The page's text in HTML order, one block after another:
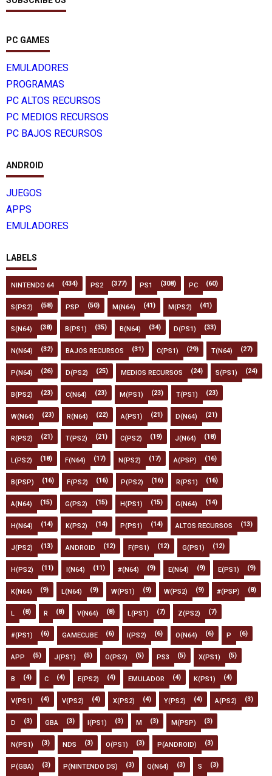
PC GAMES
EMULADORES
PROGRAMAS
PC ALTOS RECURSOS
PC MEDIOS RECURSOS
PC BAJOS RECURSOS
ANDROID
JUEGOS
APPS
EMULADORES
LABELS
NINTENDO 64 (434) PS2 (377) PS1 (308) PC (60)
S(PS2) (58) PSP (50) M(N64) (41) M(PS2) (41)
S(N64) (38) B(PS1) (35) B(N64) (34) D(PS1) (33)
N(N64) (32) BAJOS RECURSOS (31) C(PS1) (29) T(N64) (27)
P(N64) (26) D(PS2) (25) MEDIOS RECURSOS (24) S(PS1) (24)
B(PS2) (23) C(N64) (23) M(PS1) (23) T(PS1) (23)
W(N64) (23) R(N64) (22) A(PS1) (21) D(N64) (21)
R(PS2) (21) T(PS2) (21) C(PS2) (19) J(N64) (18)
L(PS2) (18) F(N64) (17) N(PS2) (17) A(PSP) (16)
B(PSP) (16) F(PS2) (16) P(PS2) (16) R(PS1) (16)
A(N64) (15) G(PS2) (15) H(PS1) (15) G(N64) (14)
H(N64) (14) K(PS2) (14) P(PS1) (14) ALTOS RECURSOS (13)
J(PS2) (13) ANDROID (12) F(PS1) (12) G(PS1) (12)
H(PS2) (11) I(N64) (11) #(N64) (9) E(N64) (9) E(PS1) (9)
K(N64) (9) L(N64) (9) W(PS1) (9) W(PS2) (9) #(PSP) (8)
L (8) R (8) V(N64) (8) L(PS1) (7) Z(PS2) (7)
#(PS1) (6) GAMECUBE (6) I(PS2) (6) O(N64) (6) P (6)
APP (5) J(PS1) (5) O(PS2) (5) PS3 (5) X(PS1) (5)
B (4) C (4) E(PS2) (4) EMULADOR (4) K(PS1) (4)
V(PS1) (4) V(PS2) (4) X(PS2) (4) Y(PS2) (4) A(PS2) (3)
D (3) GBA (3) I(PS1) (3) M (3) M(PSP) (3)
N(PS1) (3) NDS (3) O(PS1) (3) P(ANDROID) (3)
P(GBA) (3) P(NINTENDO DS) (3) Q(N64) (3) S (3)